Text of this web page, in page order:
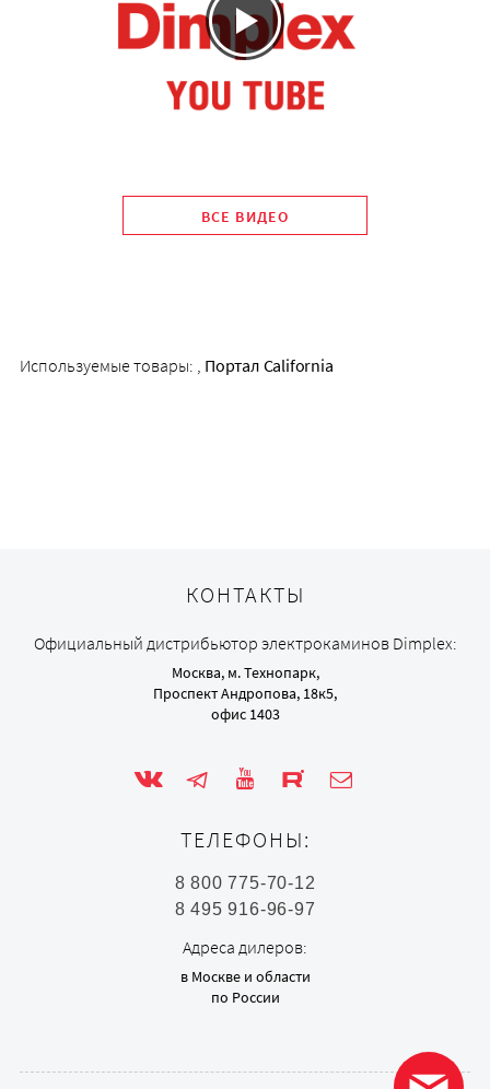
ВСЕ ВИДЕО
Используемые товары: Портал California
КОНТАКТЫ
Официальный дистрибьютор электрокаминов Dimplex:
Москва, м. Технопарк,
Проспект Андропова, 18к5,
офис 1403
ТЕЛЕФОНЫ:
8 800 775-70-12
8 495 916-96-97
Адреса дилеров:
в Москве и области
по России